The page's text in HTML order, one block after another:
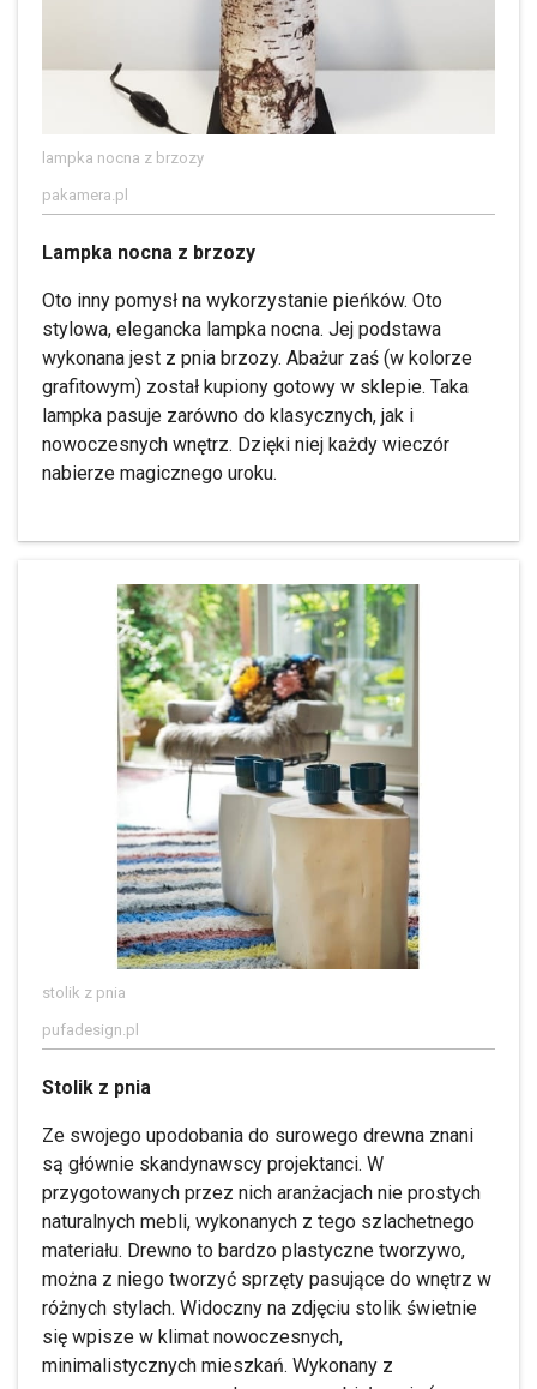
lampka nocna z brzozy
pakamera.pl
Lampka nocna z brzozy
Oto inny pomysł na wykorzystanie pieńków. Oto
stylowa, elegancka lampka nocna. Jej podstawa
wykonana jest z pnia brzozy. Abażur zaś (w kolorze
grafitowym) został kupiony gotowy w sklepie. Taka
lampka pasuje zarówno do klasycznych, jak i
nowoczesnych wnętrz. Dzięki niej każdy wieczór
nabierze magicznego uroku.
stolik z pnia
pufadesign.pl
Stolik z pnia
Ze swojego upodobania do surowego drewna znani
są głównie skandynawscy projektanci. W
przygotowanych przez nich aranżacjach nie prostych
naturalnych mebli, wykonanych z tego szlachetnego
materiału. Drewno to bardzo plastyczne tworzywo,
można z niego tworzyć sprzęty pasujące do wnętrz w
różnych stylach. Widoczny na zdjęciu stolik świetnie
się wpisze w klimat nowoczesnych,
minimalistycznych mieszkań. Wykonany z